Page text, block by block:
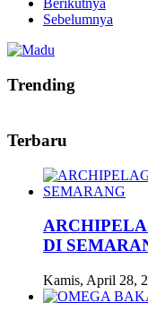
Sebelumnya
Trending
Terbaru
DI
Kamis, April 28,